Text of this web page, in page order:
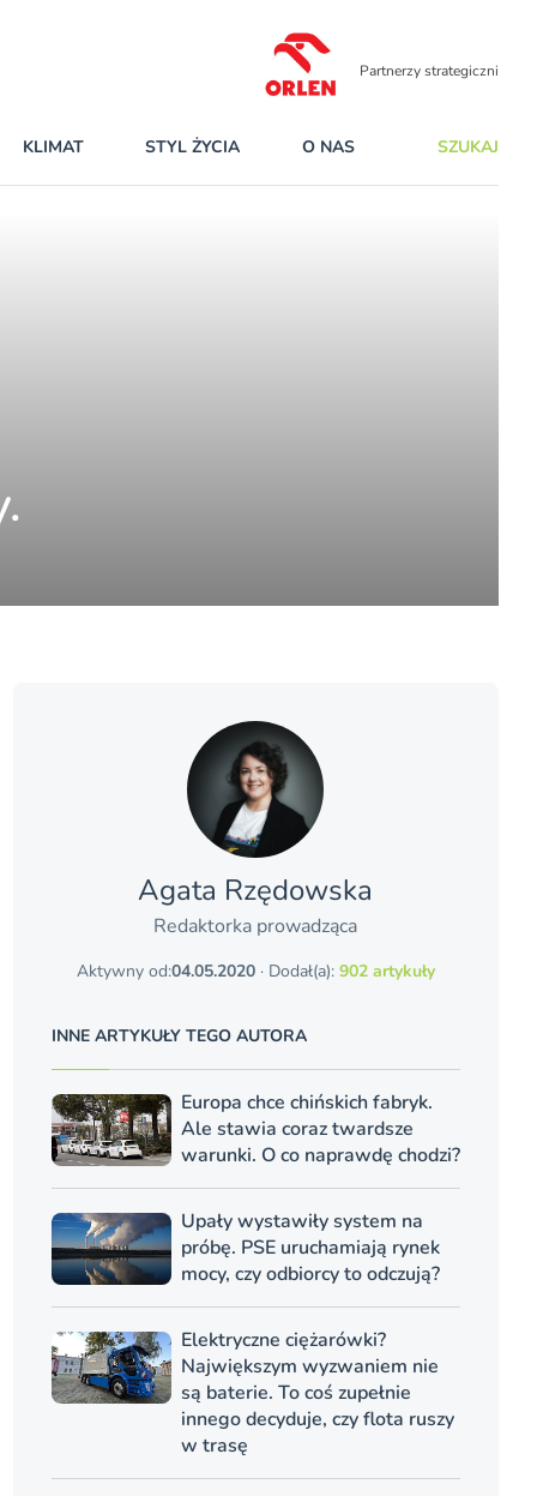
Partnerzy strategiczni
KLIMAT STYL ŻYCIA O NAS SZUKAJ
Agata Rzędowska
Redaktorka prowadząca
Aktywny od:04.05.2020· Dodał(a): 902 artykuły
INNE ARTYKUŁY TEGO AUTORA
Europa chce chińskich fabryk.
Ale stawia coraz twardsze
warunki. O co naprawdę chodzi?
Upały wystawiły system na
próbę. PSE uruchamiają rynek
mocy, czy odbiorcy to odczują?
Elektryczne ciężarówki?
Największym wyzwaniem nie
są baterie. To coś zupełnie
innego decyduje, czy flota ruszy
w trasę